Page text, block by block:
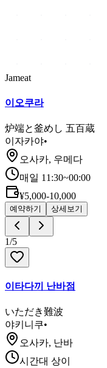
Jameat
이오쿠라
炉端と釜めし 五百蔵
이자카야•
오사카, 우메다
매일 11:30~00:00
¥5,000-10,000
예약하기 상세보기
1/5
이타다끼 난바점
いただき難波
야키니쿠•
오사카, 난바
시간대 상이